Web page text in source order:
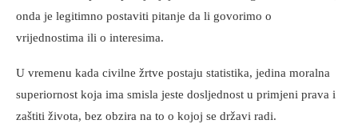
onda je legitimno postaviti pitanje da li govorimo o
vrijednostima ili o interesima.
U vremenu kada civilne žrtve postaju statistika, jedina moralna
superiornost koja ima smisla jeste dosljednost u primjeni prava i
zaštiti života, bez obzira na to o kojoj se državi radi.